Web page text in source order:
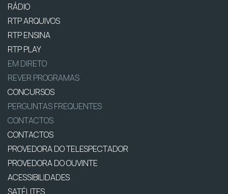
RÁDIO
RTP ARQUIVOS
RTP ENSINA
RTP PLAY
EM DIRETO
REVER PROGRAMAS
CONCURSOS
PERGUNTAS FREQUENTES
CONTACTOS
CONTACTOS
PROVEDORA DO TELESPECTADOR
PROVEDORA DO OUVINTE
ACESSIBILIDADES
SATÉLITES